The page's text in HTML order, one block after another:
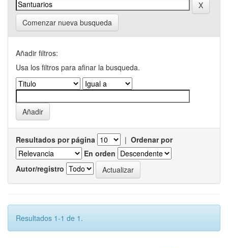
Comenzar nueva busqueda
Añadir filtros:
Usa los filtros para afinar la busqueda.
Resultados por página | Ordenar por
En orden
Autor/registro
Resultados 1-1 de 1.